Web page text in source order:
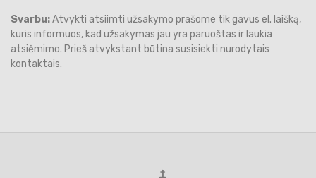
Svarbu:Atvykti atsiimti užsakymo prašome tik gavus el. laišką,
kuris informuos, kad užsakymas jau yra paruoštas ir laukia
atsiėmimo. Prieš atvykstant būtina susisiekti nurodytais
kontaktais.